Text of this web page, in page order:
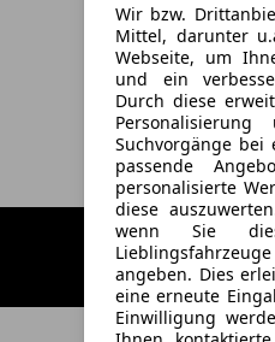
Wir bzw.
Mittel, darunter
Webseite, um
und ein
Durch diese
Suchvorgänge bei
passende
personalisierte
diese
wenn Sie
angeben. Dies
eine erneute
Einwilligung